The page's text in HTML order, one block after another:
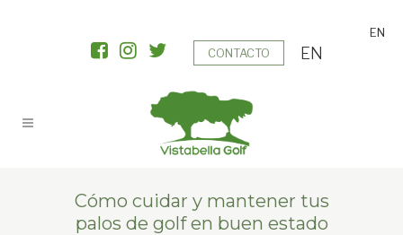
CONTACTO
EN
EN
Cómo cuidar y mantener tus
palos de golf en buen estado